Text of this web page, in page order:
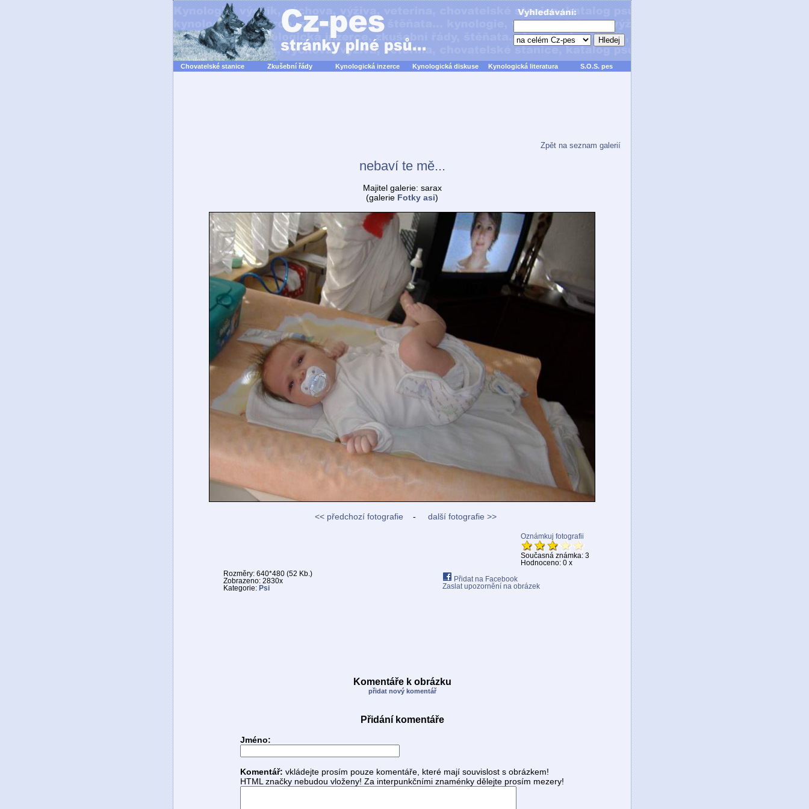
Chovatelské stanice Zkušební řády Kynologická inzerce Kynologická diskuse Kynologická literatura S.O.S. pes
Zpět na seznam galerií
nebaví te mě...
Majitel galerie: sarax
(galerie Fotky asi)
<< předchozí fotografie - další fotografie >>
Oznámkuj fotografii
Současná známka: 3
Hodnoceno: 0 x
Rozměry: 640*480 (52 Kb.)
Zobrazeno: 2830x
Kategorie: Psi
Přidat na Facebook
Zaslat upozornění na obrázek
Komentáře k obrázku
přidat nový komentář
Přidání komentáře
Jméno:
Komentář: vkládejte prosím pouze komentáře, které mají souvislost s obrázkem!
HTML značky nebudou vloženy! Za interpunkčními znaménky dělejte prosím mezery!